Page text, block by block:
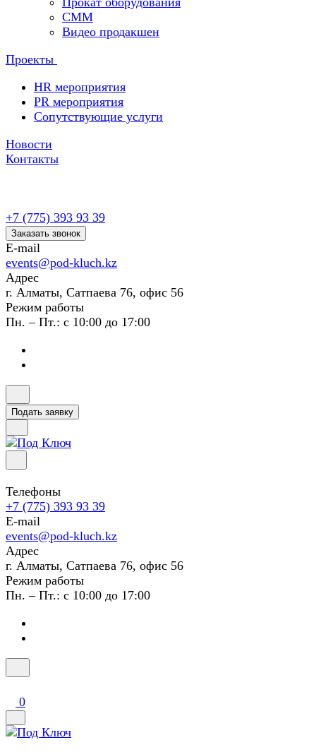
СММ
Видео продакшен
Проекты
HR мероприятия
PR мероприятия
Сопутствующие услуги
Новости
Контакты
+7 (775) 393 93 39
Заказать звонок
E-mail
events@pod-kluch.kz
Адрес
г. Алматы, Сатпаева 76, офис 56
Режим работы
Пн. – Пт.: с 10:00 до 17:00
Подать заявку
Телефоны
+7 (775) 393 93 39
E-mail
events@pod-kluch.kz
Адрес
г. Алматы, Сатпаева 76, офис 56
Режим работы
Пн. – Пт.: с 10:00 до 17:00
0